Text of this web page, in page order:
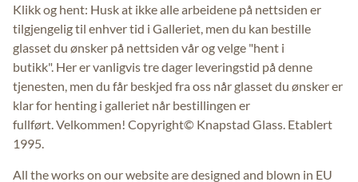
Klikk og hent: Husk at ikke alle arbeidene på nettsiden er
tilgjengelig til enhver tid i Galleriet, men du kan bestille
glasset du ønsker på nettsiden vår og velge "hent i
butikk". Her er vanligvis tre dager leveringstid på denne
tjenesten, men du får beskjed fra oss når glasset du ønsker er
klar for henting i galleriet når bestillingen er
fullført. Velkommen! Copyright© Knapstad Glass. Etablert
1995.
All the works on our website are designed and blown in EU